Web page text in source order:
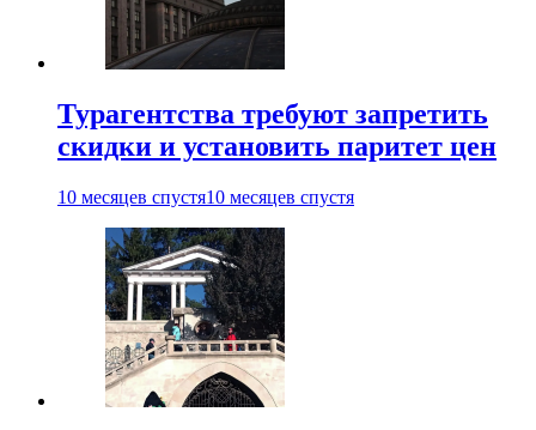
Турагентства требуют запретить
скидки и установить паритет цен
10 месяцев спустя10 месяцев спустя